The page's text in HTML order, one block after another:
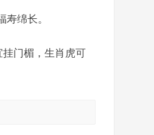
绵长。
门楣，生肖虎可